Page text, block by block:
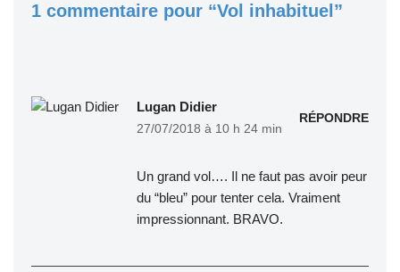
1 commentaire pour “Vol inhabituel”
Lugan Didier
27/07/2018 à 10 h 24 min
RÉPONDRE
Un grand vol…. Il ne faut pas avoir peur
du “bleu” pour tenter cela. Vraiment
impressionnant. BRAVO.